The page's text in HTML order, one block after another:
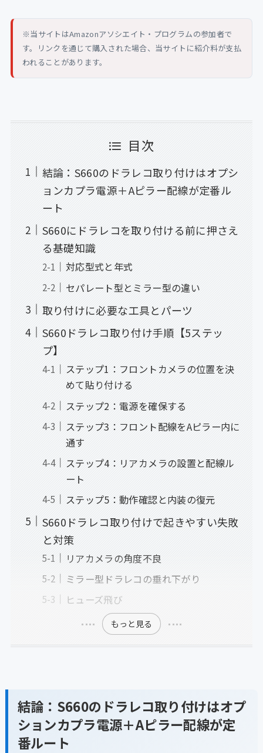
※当サイトはAmazonアソシエイト・プログラムの参加者で
す。リンクを通じて購入された場合、当サイトに紹介料が支払
われることがあります。
目次
結論：S660のドラレコ取り付けはオプシ
ョンカプラ電源＋Aピラー配線が定番ル
ート
S660にドラレコを取り付ける前に押さえ
る基礎知識
対応型式と年式
セパレート型とミラー型の違い
取り付けに必要な工具とパーツ
S660ドラレコ取り付け手順【5ステッ
プ】
ステップ1：フロントカメラの位置を決
めて貼り付ける
ステップ2：電源を確保する
ステップ3：フロント配線をAピラー内に
通す
ステップ4：リアカメラの設置と配線ル
ート
ステップ5：動作確認と内装の復元
S660ドラレコ取り付けで起きやすい失敗
と対策
リアカメラの角度不良
ミラー型ドラレコの垂れ下がり
ヒューズ飛び
もっと見る
結論：S660のドラレコ取り付けはオプ
ションカプラ電源＋Aピラー配線が定
番ルート